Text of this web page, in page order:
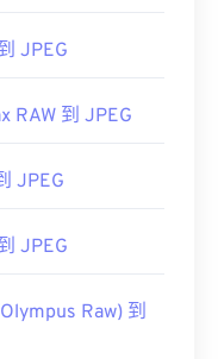
file-4139913
JPEG
RAW 到 JPEG
JPEG
JPEG
Raw) 到